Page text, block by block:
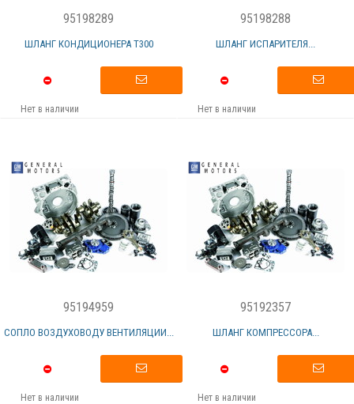
95198289
ШЛАНГ КОНДИЦИОНЕРА Т300
Нет в наличии
95198288
ШЛАНГ ИСПАРИТЕЛЯ...
Нет в наличии
95194959
СОПЛО ВОЗДУХОВОДУ ВЕНТИЛЯЦИИ...
Нет в наличии
95192357
ШЛАНГ КОМПРЕССОРА...
Нет в наличии